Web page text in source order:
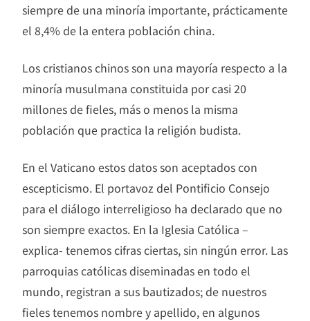
siempre de una minoría importante, prácticamente
el 8,4% de la entera población china.
Los cristianos chinos son una mayoría respecto a la
minoría musulmana constituida por casi 20
millones de fieles, más o menos la misma
población que practica la religión budista.
En el Vaticano estos datos son aceptados con
escepticismo. El portavoz del Pontificio Consejo
para el diálogo interreligioso ha declarado que no
son siempre exactos. En la Iglesia Católica –
explica- tenemos cifras ciertas, sin ningún error. Las
parroquias católicas diseminadas en todo el
mundo, registran a sus bautizados; de nuestros
fieles tenemos nombre y apellido, en algunos